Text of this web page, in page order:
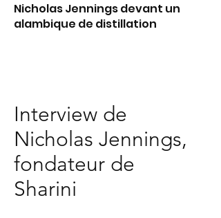
Nicholas Jennings devant un
alambique de distillation
Interview de
Nicholas Jennings,
fondateur de
Sharini